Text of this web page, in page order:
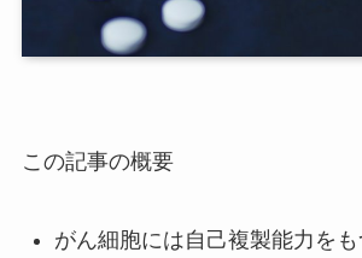
この記事の概要
がん細胞には自己複製能力を